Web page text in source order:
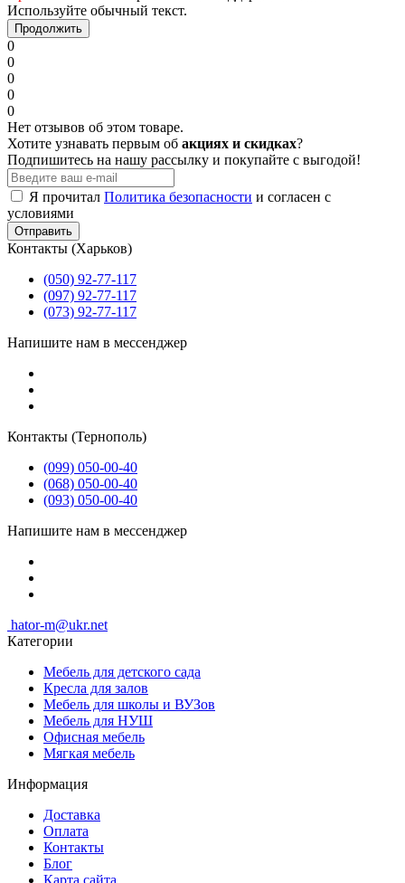
Используйте обычный текст.
Продолжить
0
0
0
0
0
Нет отзывов об этом товаре.
Хотите узнавать первым об акциях и скидках?
Подпишитесь на нашу рассылку и покупайте с выгодой!
Я прочитал Политика безопасности и согласен с
условиями
Отправить
Контакты (Харьков)
(050) 92-77-117
(097) 92-77-117
(073) 92-77-117
Напишите нам в мессенджер
Контакты (Тернополь)
(099) 050-00-40
(068) 050-00-40
(093) 050-00-40
Напишите нам в мессенджер
hator-m@ukr.net
Категории
Мебель для детского сада
Кресла для залов
Мебель для школы и ВУЗов
Мебель для НУШ
Офисная мебель
Мягкая мебель
Информация
Доставка
Оплата
Контакты
Блог